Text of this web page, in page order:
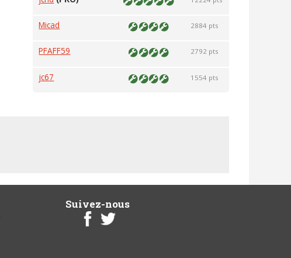
Micad 2884 pts
PFAFF59 2792 pts
jc67 1554 pts
Suivez-nous